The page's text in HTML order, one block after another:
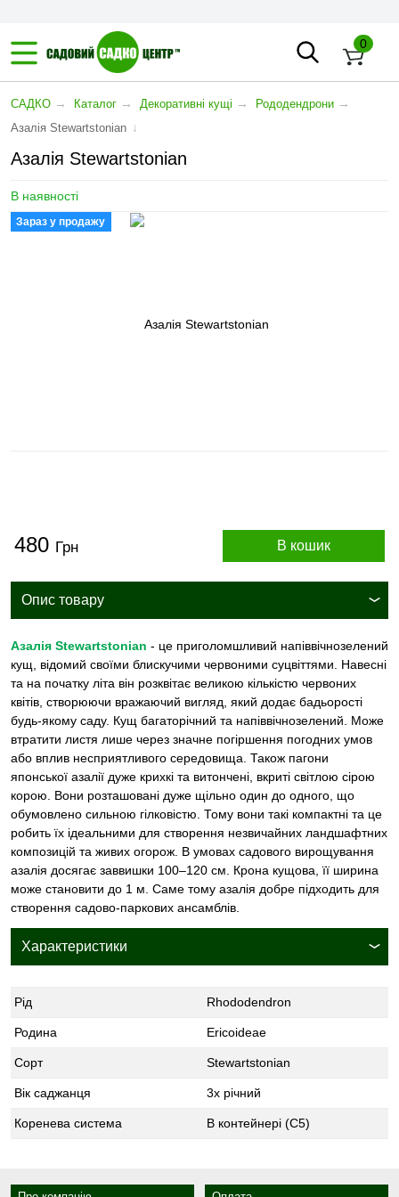
0
САДКО → Каталог → Декоративні кущі → Рододендрони →
Aзалія Stewartstonian ↓
Aзалія Stewartstonian
В наявності
Зараз у продажу
480 Грн В кошик
Опис товару
Aзалія Stewartstonian - це приголомшливий напіввічнозелений
кущ, відомий своїми блискучими червоними суцвіттями. Навесні
та на початку літа він розквітає великою кількістю червоних
квітів, створюючи вражаючий вигляд, який додає бадьорості
будь-якому саду. Кущ багаторічний та напіввічнозелений. Може
втратити листя лише через значне погіршення погодних умов
або вплив несприятливого середовища. Також пагони
японської азалії дуже крихкі та витончені, вкриті світлою сірою
корою. Вони розташовані дуже щільно один до одного, що
обумовлено сильною гілковістю. Тому вони такі компактні та це
робить їх ідеальними для створення незвичайних ландшафтних
композицій та живих огорож. В умовах садового вирощування
азалія досягає заввишки 100–120 см. Крона кущова, її ширина
може становити до 1 м. Саме тому азалія добре підходить для
створення садово-паркових ансамблів.
Характеристики
Рід Rhododendron
Родина Ericoideae
Сорт Stewartstonian
Вік саджанця 3х річний
Коренева система В контейнері (С5)